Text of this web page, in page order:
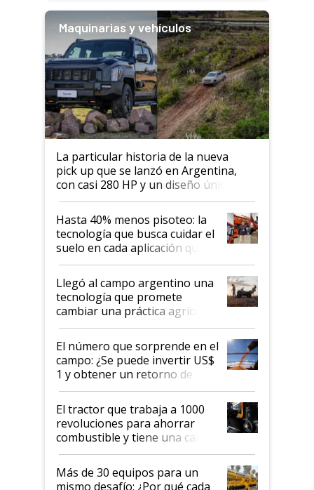
Maquinarias y vehículos
La particular historia de la nueva
pick up que se lanzó en Argentina,
con casi 280 HP y un diseño único: a
cuánto se vende
Hasta 40% menos pisoteo: la
tecnología que busca cuidar el
suelo en cada aplicación que
llevó Jacto al Congreso
Aapresid 2026
Llegó al campo argentino una
tecnología que promete
cambiar una práctica agrícola
clave: ¿Y si analizar el suelo
fuera tan simple como apretar
un botón?
El número que sorprende en el
campo: ¿Se puede invertir US$
1 y obtener un retorno de
hasta US$ 10 en agricultura?
El tractor que trabaja a 1000
revoluciones para ahorrar
combustible y tiene una cabina
que parece una computadora:
lo último en el mundo,
disponible en Argentina
Más de 30 equipos para un
mismo desafío: ¿Por qué cada